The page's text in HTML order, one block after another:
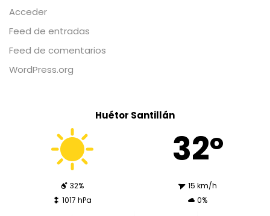
Acceder
Feed de entradas
Feed de comentarios
WordPress.org
Huétor Santillán
32º
32%
15 km/h
1017 hPa
0%